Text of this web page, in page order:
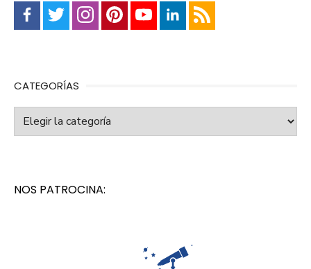
CATEGORÍAS
Categorías
NOS PATROCINA: